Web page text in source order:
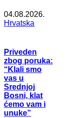
04.08.2026.
Hrvatska
Priveden
zbog poruka:
“Klali smo
vas u
Srednjoj
Bosni, klat
ćemo vam i
unuke”